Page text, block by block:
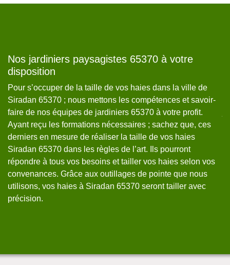
Nos jardiniers paysagistes 65370 à votre
disposition
Pour s’occuper de la taille de vos haies dans la ville de
Siradan 65370 ; nous mettons les compétences et savoir-
faire de nos équipes de jardiniers 65370 à votre profit.
Ayant reçu les formations nécessaires ; sachez que, ces
derniers en mesure de réaliser la taille de vos haies
Siradan 65370 dans les règles de l’art. Ils pourront
répondre à tous vos besoins et tailler vos haies selon vos
convenances. Grâce aux outillages de pointe que nous
utilisons, vos haies à Siradan 65370 seront tailler avec
précision.